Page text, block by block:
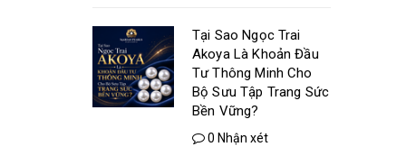
Tại Sao Ngọc Trai
Akoya Là Khoản Đầu
Tư Thông Minh Cho
Bộ Sưu Tập Trang Sức
Bền Vững?
0 Nhận xét